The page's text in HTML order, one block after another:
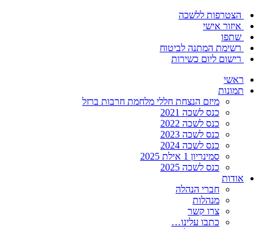
הצטרפות ללשכה
איזור אישי
שתפו
רשימת המתנה לביטוח
רישום ליום כשירות
ראשי
תמונות
מיזם הנצחת חללי מלחמת חרבות ברזל
כנס לשכה 2021
כנס לשכה 2022
כנס לשכה 2023
כנס לשכה 2024
סמינריון 1 אילת 2025
כנס לשכה 2025
אודות
חברי הנהלה
מנהלות
צרו קשר
כתבו עלינו…